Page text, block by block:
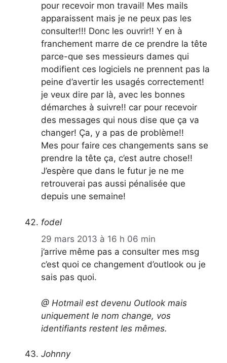
pour recevoir mon travail! Mes mails
apparaissent mais je ne peux pas les
consulter!!! Donc les ouvrir!! Y en à
franchement marre de ce prendre la tête
parce-que ses messieurs dames qui
modifient ces logiciels ne prennent pas la
peine d’avertir les usagés correctement!
je veux dire par là, avec les bonnes
démarches à suivre!! car pour recevoir
des messages qui nous dise que ça va
changer! Ça, y a pas de problème!!
Mes pour faire ces changements sans se
prendre la tête ça, c’est autre chose!!
J’espère que dans le futur je ne me
retrouverai pas aussi pénalisée que
depuis une semaine!
fodel
29 mars 2013 à 16 h 06 min
j’arrive même pas a consulter mes msg
c’est quoi ce changement d’outlook ou je
sais pas quoi.
@ Hotmail est devenu Outlook mais
uniquement le nom change, vos
identifiants restent les mêmes.
Johnny